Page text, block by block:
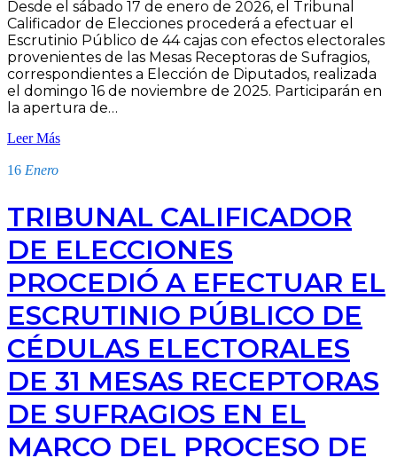
Desde el sábado 17 de enero de 2026, el Tribunal
Calificador de Elecciones procederá a efectuar el
Escrutinio Público de 44 cajas con efectos electorales
provenientes de las Mesas Receptoras de Sufragios,
correspondientes a Elección de Diputados, realizada
el domingo 16 de noviembre de 2025. Participarán en
la apertura de…
Leer Más
16 Enero
TRIBUNAL CALIFICADOR
DE ELECCIONES
PROCEDIÓ A EFECTUAR EL
ESCRUTINIO PÚBLICO DE
CÉDULAS ELECTORALES
DE 31 MESAS RECEPTORAS
DE SUFRAGIOS EN EL
MARCO DEL PROCESO DE